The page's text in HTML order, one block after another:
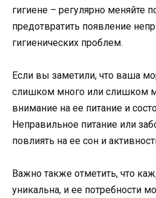
гигиене – регулярно меняйте
предотвратить появление
гигиенических проблем.
Если вы заметили, что ваша
слишком много или слишком
внимание на ее питание и
Неправильное питание или
повлиять на ее сон и
Важно также отметить, что
уникальна, и ее потребности